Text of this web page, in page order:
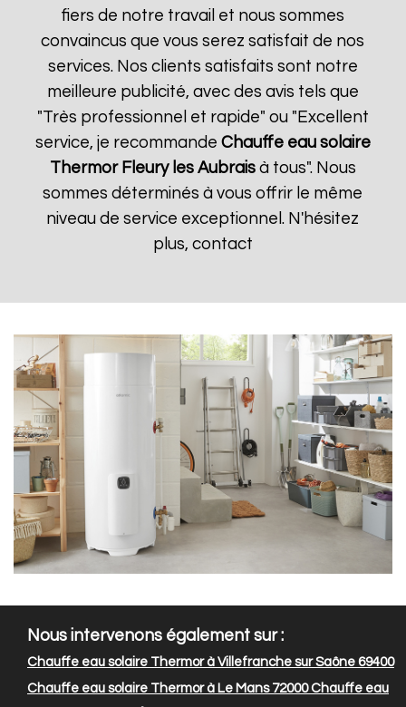
fiers de notre travail et nous sommes
convaincus que vous serez satisfait de nos
services. Nos clients satisfaits sont notre
meilleure publicité, avec des avis tels que
"Très professionnel et rapide" ou "Excellent
service, je recommande Chauffe eau solaire
Thermor Fleury les Aubraisà tous". Nous
sommes déterminés à vous offrir le même
niveau de service exceptionnel. N'hésitez
plus, contact
Nous intervenons également sur :
Chauffe eau solaire Thermor à Villefranche sur Saône 69400
Chauffe eau solaire Thermor à Le Mans 72000Chauffe eau